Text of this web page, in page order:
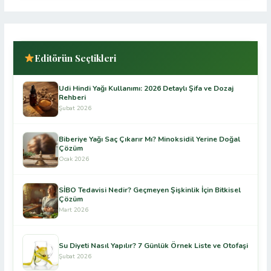
Editörün Seçtikleri
Udi Hindi Yağı Kullanımı: 2026 Detaylı Şifa ve Dozaj
Rehberi
Şubat 2026
Biberiye Yağı Saç Çıkarır Mı? Minoksidil Yerine Doğal
Çözüm
Ocak 2026
SİBO Tedavisi Nedir? Geçmeyen Şişkinlik İçin Bitkisel
Çözüm
Mart 2026
Su Diyeti Nasıl Yapılır? 7 Günlük Örnek Liste ve Otofaşi
Şubat 2026